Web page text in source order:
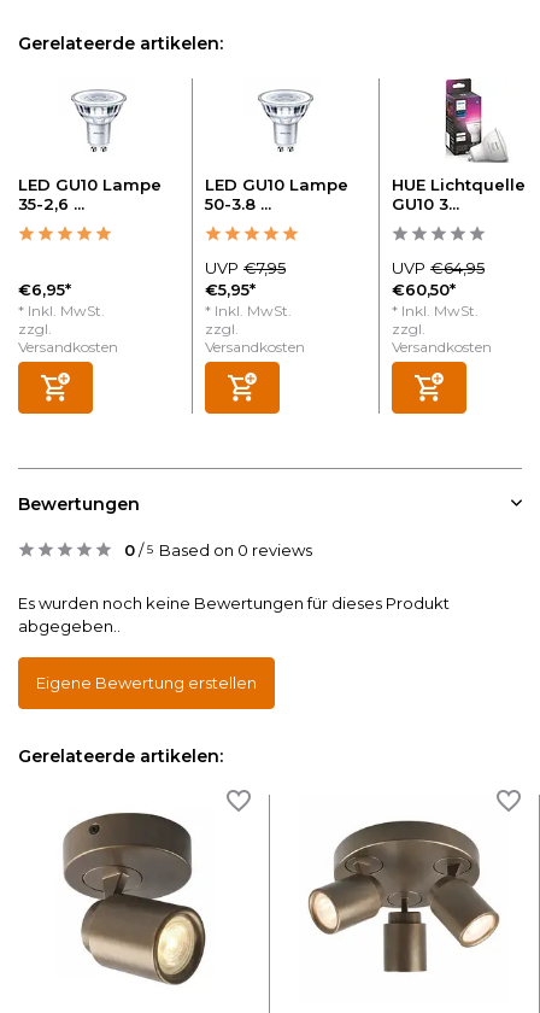
Gerelateerde artikelen:
LED GU10 Lampe
35-2,6 ...
€6,95*
* Inkl. MwSt.
zzgl.
Versandkosten
LED GU10 Lampe
50-3.8 ...
UVP €7,95
€5,95*
* Inkl. MwSt.
zzgl.
Versandkosten
HUE Lichtquelle
GU10 3...
UVP €64,95
€60,50*
* Inkl. MwSt.
zzgl.
Versandkosten
Bewertungen
0/5 Based on 0 reviews
Es wurden noch keine Bewertungen für dieses Produkt
abgegeben..
Eigene Bewertung erstellen
Gerelateerde artikelen: